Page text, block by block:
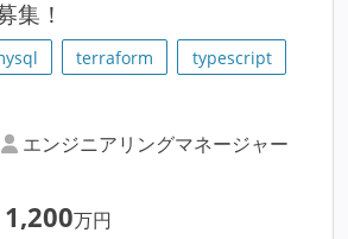
集！
terraform
typescript
エンジニアリングマネージャー
1,200万円